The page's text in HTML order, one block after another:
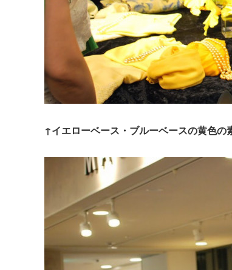
↑イエローベース・ブルーベースの黄色